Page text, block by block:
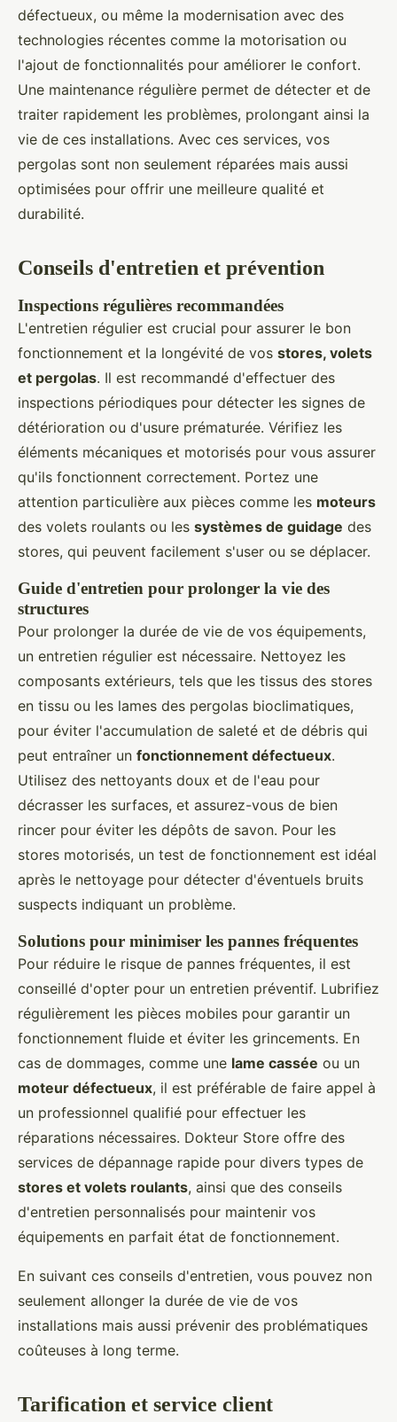
défectueux, ou même la modernisation avec des
technologies récentes comme la motorisation ou
l'ajout de fonctionnalités pour améliorer le confort.
Une maintenance régulière permet de détecter et de
traiter rapidement les problèmes, prolongant ainsi la
vie de ces installations. Avec ces services, vos
pergolas sont non seulement réparées mais aussi
optimisées pour offrir une meilleure qualité et
durabilité.
Conseils d'entretien et prévention
Inspections régulières recommandées
L'entretien régulier est crucial pour assurer le bon
fonctionnement et la longévité de vos stores, volets
et pergolas. Il est recommandé d'effectuer des
inspections périodiques pour détecter les signes de
détérioration ou d'usure prématurée. Vérifiez les
éléments mécaniques et motorisés pour vous assurer
qu'ils fonctionnent correctement. Portez une
attention particulière aux pièces comme les moteurs
des volets roulants ou les systèmes de guidage des
stores, qui peuvent facilement s'user ou se déplacer.
Guide d'entretien pour prolonger la vie des
structures
Pour prolonger la durée de vie de vos équipements,
un entretien régulier est nécessaire. Nettoyez les
composants extérieurs, tels que les tissus des stores
en tissu ou les lames des pergolas bioclimatiques,
pour éviter l'accumulation de saleté et de débris qui
peut entraîner un fonctionnement défectueux.
Utilisez des nettoyants doux et de l'eau pour
décrasser les surfaces, et assurez-vous de bien
rincer pour éviter les dépôts de savon. Pour les
stores motorisés, un test de fonctionnement est idéal
après le nettoyage pour détecter d'éventuels bruits
suspects indiquant un problème.
Solutions pour minimiser les pannes fréquentes
Pour réduire le risque de pannes fréquentes, il est
conseillé d'opter pour un entretien préventif. Lubrifiez
régulièrement les pièces mobiles pour garantir un
fonctionnement fluide et éviter les grincements. En
cas de dommages, comme une lame cassée ou un
moteur défectueux, il est préférable de faire appel à
un professionnel qualifié pour effectuer les
réparations nécessaires. Dokteur Store offre des
services de dépannage rapide pour divers types de
stores et volets roulants, ainsi que des conseils
d'entretien personnalisés pour maintenir vos
équipements en parfait état de fonctionnement.
En suivant ces conseils d'entretien, vous pouvez non
seulement allonger la durée de vie de vos
installations mais aussi prévenir des problématiques
coûteuses à long terme.
Tarification et service client